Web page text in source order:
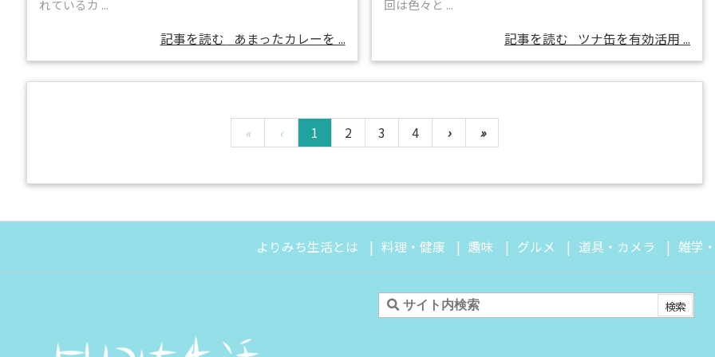
れているカ ...
記事を読む あまったカレーを ...
回は色々と ...
記事を読む ツナ缶を有効活用 ...
« ‹ 1 2 3 4 › »
よりみち生活とは 料理・健康 趣味 グルメ 道具・カメラ 雑学